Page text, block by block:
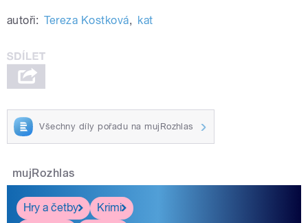
autoři: Tereza Kostková, kat
Všechny díly pořadu na mujRozhlas
mujRozhlas
Hry a četby
Krimi